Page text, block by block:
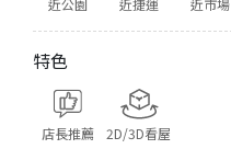
近公園 近捷運 近市場
特色
店長推薦 2D/3D看屋